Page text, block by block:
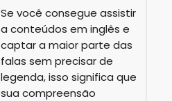
Se você consegue assistir
a conteúdos em inglês e
captar a maior parte das
falas sem precisar de
legenda, isso significa que
sua compreensão